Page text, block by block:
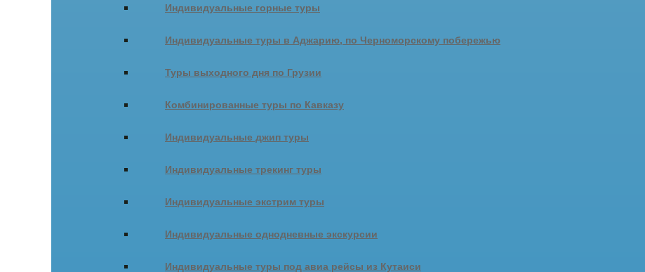
Индивидуальные горные туры
Индивидуальные туры в Аджарию, по Черноморскому побережью
Туры выходного дня по Грузии
Комбинированные туры по Кавказу
Индивидуальные джип туры
Индивидуальные трекинг туры
Индивидуальные экстрим туры
Индивидуальные однодневные экскурсии
Индивидуальные туры под авиа рейсы из Кутаиси